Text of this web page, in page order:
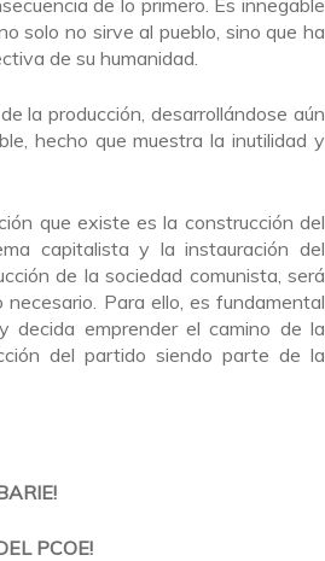
solo no sirve al pueblo, sino que ha
de su humanidad.
la producción, desarrollándose aún
hecho que muestra la inutilidad y
que existe es la construcción del
capitalista y la instauración del
de la sociedad comunista, será
Para ello, es fundamental
emprender el camino de la
del partido siendo parte de la
PCOE!